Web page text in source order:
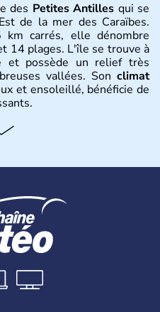
des Petites Antilles qui se
de la mer des Caraïbes.
carrés, elle dénombre
14 plages. L'île se trouve à
et possède un relief très
vallées. Son climat
et ensoleillé, bénéficie de
nommée ainsi en l'honneur
occupée par les français à
est cédée à la Suède, puis
en 1878. Elle devient
territoriale d'outre-mer
2003.